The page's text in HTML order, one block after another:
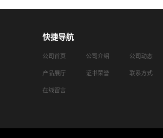
快捷导航
公司首页 公司介绍 公司动态
产品展厅 证书荣誉 联系方式
在线留言